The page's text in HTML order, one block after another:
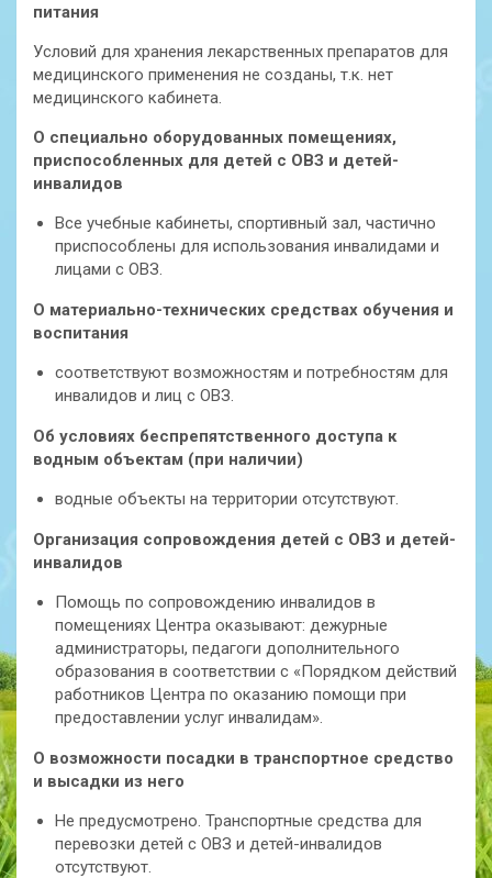
питания
Условий для хранения лекарственных препаратов для
медицинского применения не созданы, т.к. нет
медицинского кабинета.
О специально оборудованных помещениях,
приспособленных для детей с ОВЗ и детей-
инвалидов
Все учебные кабинеты, спортивный зал, частично
приспособлены для использования инвалидами и
лицами с ОВЗ.
О материально-технических средствах обучения и
воспитания
соответствуют возможностям и потребностям для
инвалидов и лиц с ОВЗ.
Об условиях беспрепятственного доступа к
водным объектам (при наличии)
водные объекты на территории отсутствуют.
Организация сопровождения детей с ОВЗ и детей-
инвалидов
Помощь по сопровождению инвалидов в
помещениях Центра оказывают: дежурные
администраторы, педагоги дополнительного
образования в соответствии с «Порядком действий
работников Центра по оказанию помощи при
предоставлении услуг инвалидам».
О возможности посадки в транспортное средство
и высадки из него
Не предусмотрено. Транспортные средства для
перевозки детей с ОВЗ и детей-инвалидов
отсутствуют.